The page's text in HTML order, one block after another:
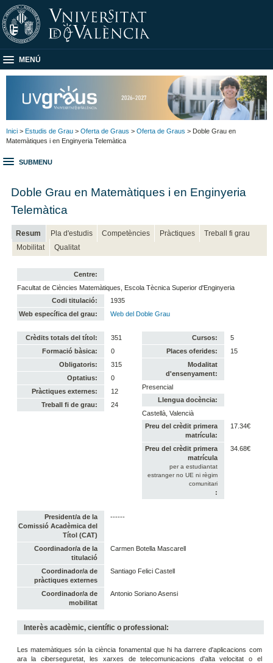
MENÚ
Inici > Estudis de Grau > Oferta de Graus > Oferta de Graus > Doble Grau en
Matemàtiques i en Enginyeria Telemàtica
SUBMENU
Doble Grau en Matemàtiques i en Enginyeria
Telemàtica
Resum Pla d'estudis Competències Pràctiques
Treball fi grau
Mobilitat
Qualitat
Centre:
Facultat de Ciències Matemàtiques, Escola Tècnica Superior d'Enginyeria
Codi titulació:
1935
Web específica del grau:
Web del Doble Grau
Crèdits totals del títol:
351
Formació bàsica:
0
Obligatoris:
315
Optatius:
0
Pràctiques externes:
12
Treball fi de grau:
24
Cursos:
5
Places oferides:
15
Modalitat
d'ensenyament:
Presencial
Llengua docència:
Castellà, Valencià
Preu del crèdit primera
matrícula:
17.34€
Preu del crèdit primera
matrícula
per a estudiantat
estranger no UE ni règim
comunitari
:
34.68€
President/a de la
Comissió Acadèmica del
Títol (CAT)
------
Coordinador/a de la
titulació
Carmen Botella Mascarell
Coordinador/a de
pràctiques externes
Santiago Felici Castell
Coordinador/a de
mobilitat
Antonio Soriano Asensi
Interès acadèmic, científic o professional:
Les matemàtiques són la ciència fonamental que hi ha darrere d'aplicacions com
ara la ciberseguretat, les xarxes de telecomunicacions d'alta velocitat o el